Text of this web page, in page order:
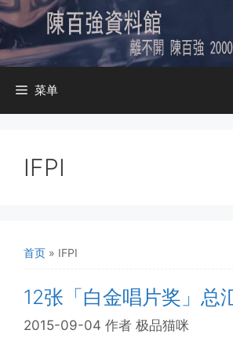
跳
至
内
容
菜单
IFPI
首页 » IFPI
12张「白金唱片奖」总
2015-09-04 作者 极品猫咪